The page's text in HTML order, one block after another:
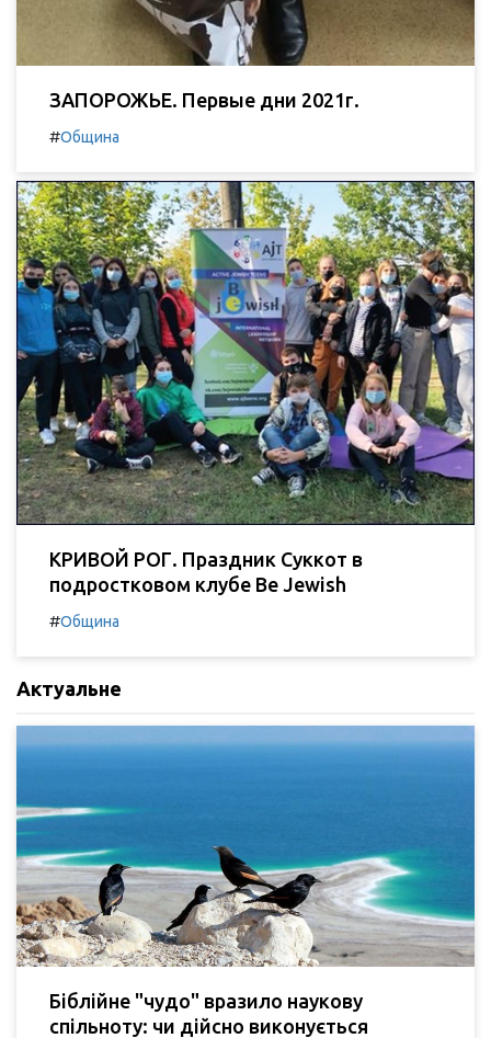
ЗАПОРОЖЬЕ. Первые дни 2021г.
#Община
КРИВОЙ РОГ. Праздник Суккот в
подростковом клубе Be Jewish
#Община
Актуальне
Біблійне "чудо" вразило наукову
спільноту: чи дійсно виконується